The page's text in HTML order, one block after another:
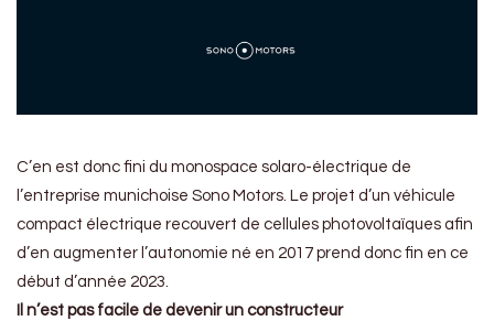
C’en est donc fini du monospace solaro-électrique de
l’entreprise munichoise Sono Motors. Le projet d’un véhicule
compact électrique recouvert de cellules photovoltaïques afin
d’en augmenter l’autonomie né en 2017 prend donc fin en ce
début d’année 2023.
Il n’est pas facile de devenir un constructeur